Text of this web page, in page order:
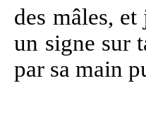
des mâles,
un signe sur
par sa main